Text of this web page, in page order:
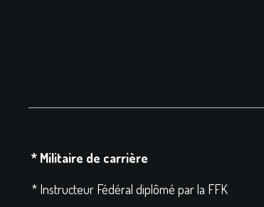
* Militaire de carrière
* Instructeur Fédéral diplômé par la FFK